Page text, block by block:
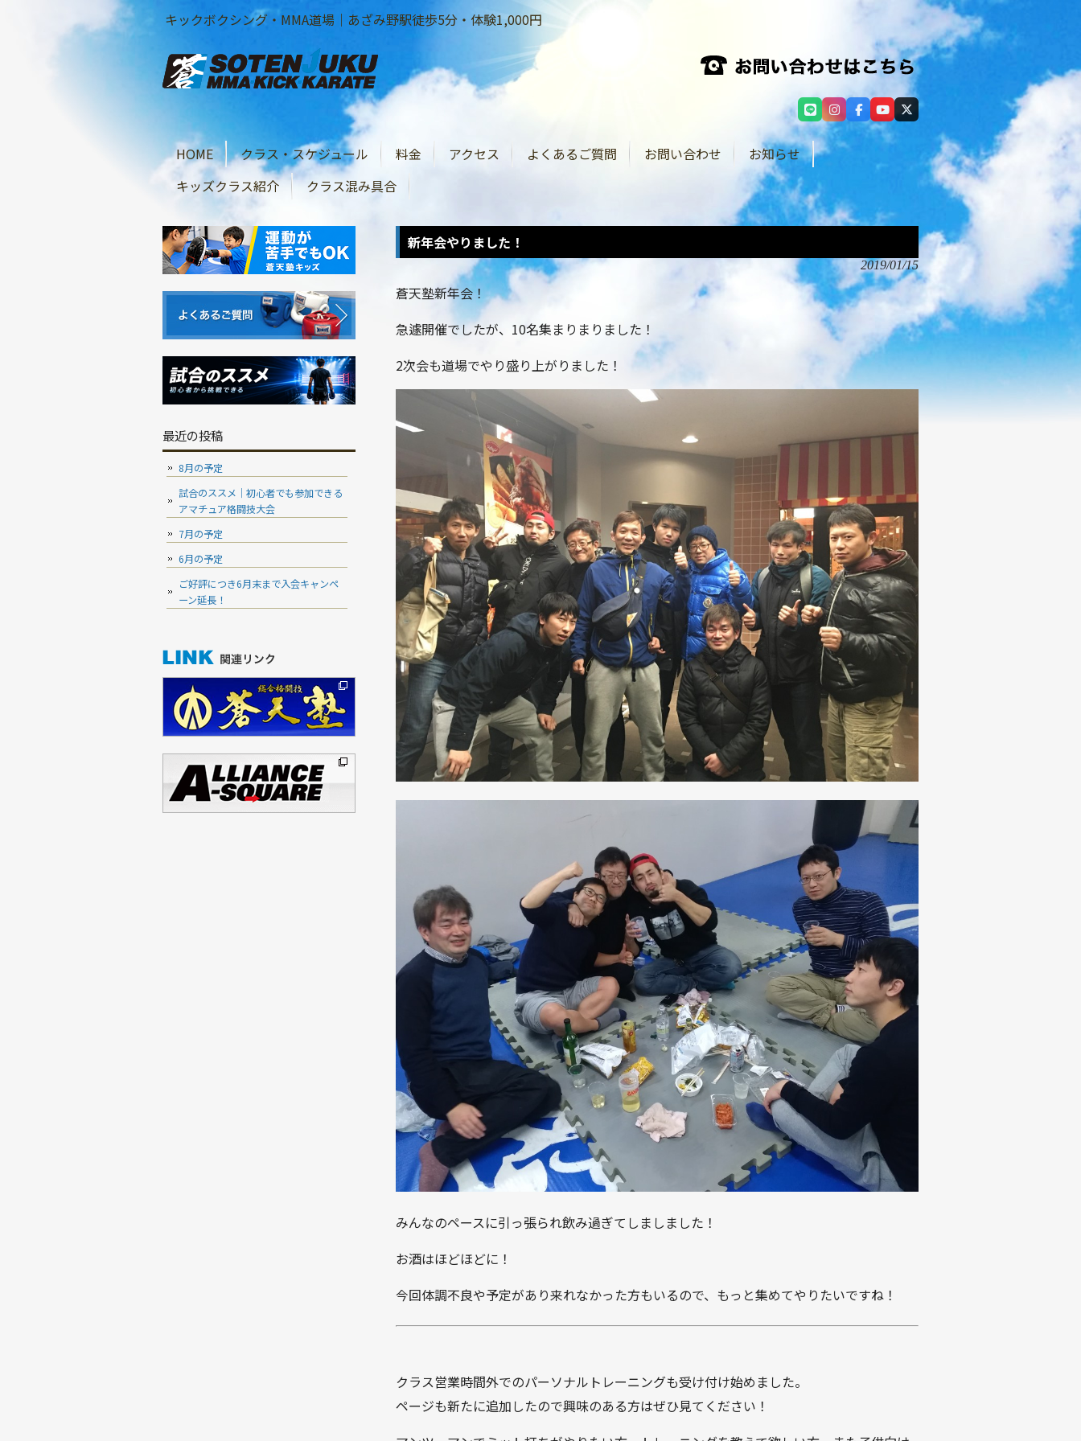
キックボクシング・MMA道場｜あざみ野駅徒歩5分・体験1,000円
HOME クラス・スケジュール 料金 アクセス よくあるご質問 お問い合わせ
お知らせ
キッズクラス紹介
クラス混み具合
新年会やりました！
2019/01/15
蒼天塾新年会！
急遽開催でしたが、10名集まりまりました！
2次会も道場でやり盛り上がりました！
みんなのペースに引っ張られ飲み過ぎてしましました！
お酒はほどほどに！
今回体調不良や予定があり来れなかった方もいるので、もっと集めてやりたいですね！
クラス営業時間外でのパーソナルトレーニングも受け付け始めました。
ページも新たに追加したので興味のある方はぜひ見てください！
最近の投稿
8月の予定
試合のススメ｜初心者でも参加できる
アマチュア格闘技大会
7月の予定
6月の予定
ご好評につき6月末まで入会キャンペ
ーン延長！